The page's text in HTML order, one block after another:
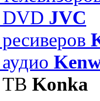
DVD JVC
ТВ Konka